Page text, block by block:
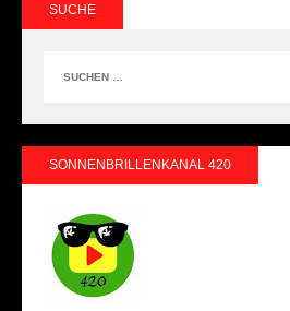
SUCHE
SONNENBRILLENKANAL 420